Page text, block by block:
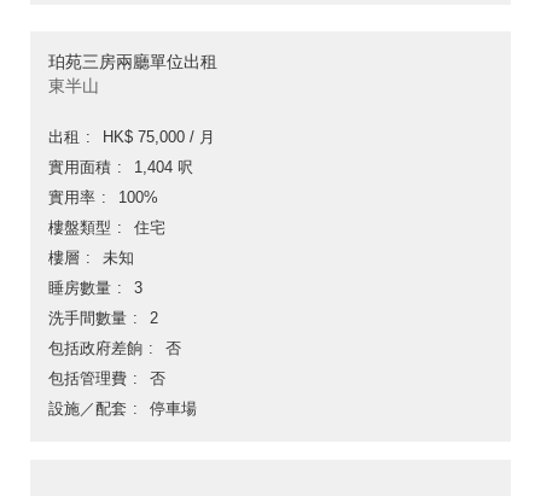
珀苑三房兩廳單位出租
東半山
出租
HK$ 75,000 / 月
實用面積
1,404 呎
實用率
100%
樓盤類型
住宅
樓層
未知
睡房數量
3
洗手間數量
2
包括政府差餉
否
包括管理費
否
設施／配套
停車場